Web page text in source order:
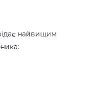
найвищим